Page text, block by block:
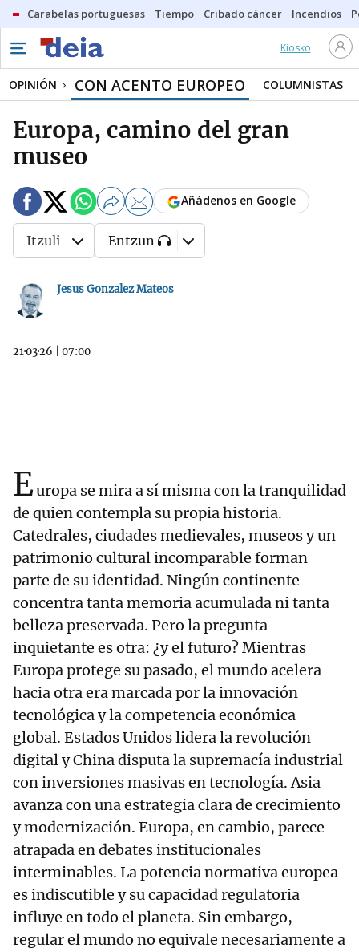
Carabelas portuguesas Tiempo Cribado cáncer Incendios
Kiosko
OPINIÓN CON ACENTO EUROPEO COLUMNISTAS
Europa, camino del gran
museo
Jesus Gonzalez Mateos
21·03·26 07:00
Añádenos en Google
Itzuli Entzun
Europa se mira a sí misma con la tranquilidad
de quien contempla su propia historia.
Catedrales, ciudades medievales, museos y un
patrimonio cultural incomparable forman
parte de su identidad. Ningún continente
concentra tanta memoria acumulada ni tanta
belleza preservada. Pero la pregunta
inquietante es otra: ¿y el futuro? Mientras
Europa protege su pasado, el mundo acelera
hacia otra era marcada por la innovación
tecnológica y la competencia económica
global. Estados Unidos lidera la revolución
digital y China disputa la supremacía industrial
con inversiones masivas en tecnología. Asia
avanza con una estrategia clara de crecimiento
y modernización. Europa, en cambio, parece
atrapada en debates institucionales
interminables. La potencia normativa europea
es indiscutible y su capacidad regulatoria
influye en todo el planeta. Sin embargo,
regular el mundo no equivale necesariamente a